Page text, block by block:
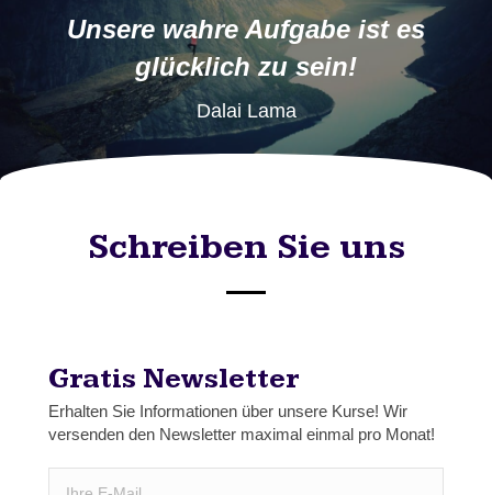
Unsere wahre Aufgabe ist es
glücklich zu sein!
Dalai Lama
Schreiben Sie uns
Gratis Newsletter
Erhalten Sie Informationen über unsere Kurse! Wir
versenden den Newsletter maximal einmal pro Monat!